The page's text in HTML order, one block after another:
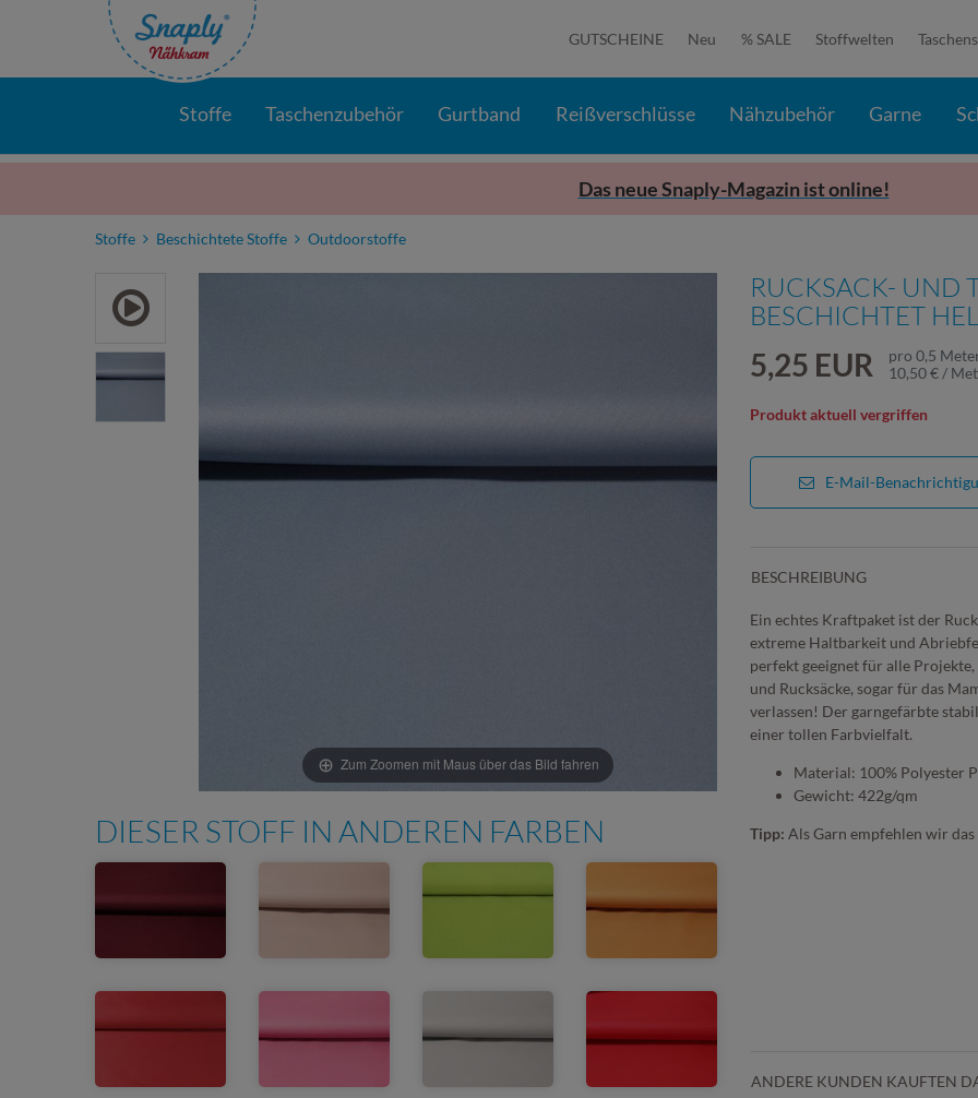
GUTSCHEINE Neu % SALE Stoffwelten
Stoffe Taschenzubehör Gurtband Reißverschlüsse Nähzubehör Garne
Das neue Snaply-Magazin ist online!
Stoffe Beschichtete Stoffe Outdoorstoffe
Zum Zoomen mit Maus über das Bild fahren
DIESER STOFF IN ANDEREN FARBEN
RUCKSACK- UND
BESCHICHTET
5,25 EUR pro 0,5
10,50 € /
Produkt aktuell vergriffen
E-Mail-
BESCHREIBUNG
Ein echtes Kraftpaket ist der
extreme Haltbarkeit und
perfekt geeignet für alle
und Rucksäcke, sogar für das
verlassen! Der garngefärbte
einer tollen Farbvielfalt.
Material: 100% Polyester
Gewicht: 422g/qm
Tipp: Als Garn empfehlen wir
ANDERE KUNDEN KAUFTEN